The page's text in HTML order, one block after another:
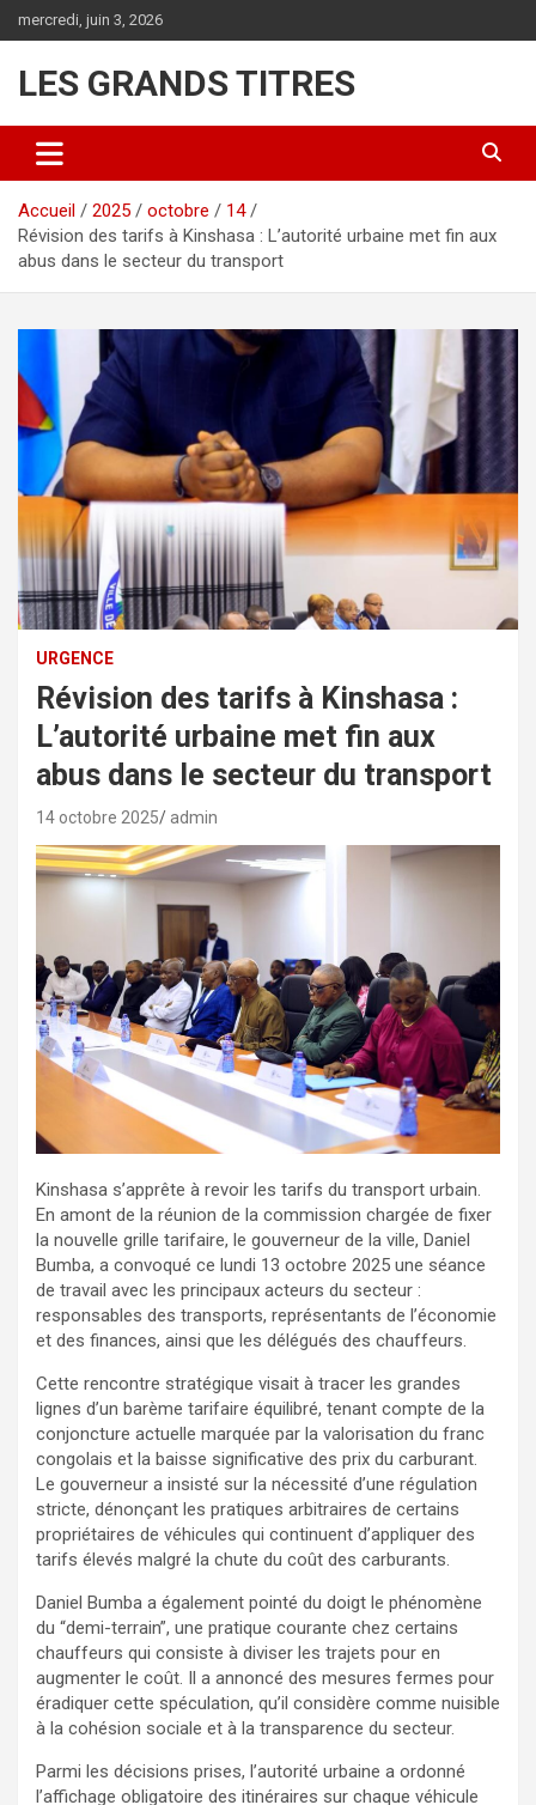
au
mercredi, juin 3, 2026
LES GRANDS TITRES
Accueil 2025 octobre
14
Révision des tarifs à Kinshasa : L’autorité urbaine met fin aux
abus dans le secteur du transport
URGENCE
Révision des tarifs à Kinshasa :
L’autorité urbaine met fin aux
abus dans le secteur du transport
14 octobre 2025 admin
Kinshasa s’apprête à revoir les tarifs du transport urbain.
En amont de la réunion de la commission chargée de fixer
la nouvelle grille tarifaire, le gouverneur de la ville, Daniel
Bumba, a convoqué ce lundi 13 octobre 2025 une séance
de travail avec les principaux acteurs du secteur :
responsables des transports, représentants de l’économie
et des finances, ainsi que les délégués des chauffeurs.
Cette rencontre stratégique visait à tracer les grandes
lignes d’un barème tarifaire équilibré, tenant compte de la
conjoncture actuelle marquée par la valorisation du franc
congolais et la baisse significative des prix du carburant.
Le gouverneur a insisté sur la nécessité d’une régulation
stricte, dénonçant les pratiques arbitraires de certains
propriétaires de véhicules qui continuent d’appliquer des
tarifs élevés malgré la chute du coût des carburants.
Daniel Bumba a également pointé du doigt le phénomène
du “demi-terrain”, une pratique courante chez certains
chauffeurs qui consiste à diviser les trajets pour en
augmenter le coût. Il a annoncé des mesures fermes pour
éradiquer cette spéculation, qu’il considère comme nuisible
à la cohésion sociale et à la transparence du secteur.
Parmi les décisions prises, l’autorité urbaine a ordonné
l’affichage obligatoire des itinéraires sur chaque véhicule